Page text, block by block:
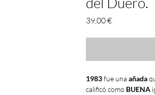
39,00 €Precio
1983fue una añada
calificó como BUENA